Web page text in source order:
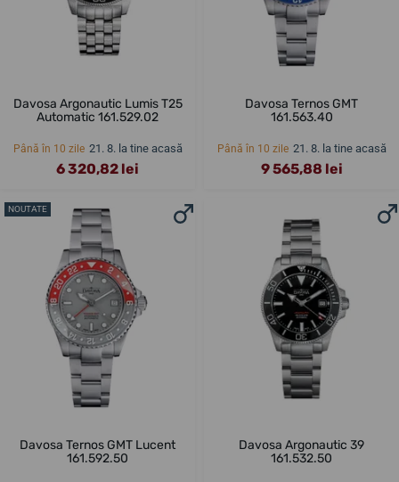
Davosa Argonautic Lumis T25
Automatic 161.529.02
Până în 10 zile 21. 8. la tine acasă
6 320,82 lei
Davosa Ternos GMT
161.563.40
Până în 10 zile 21. 8. la tine acasă
9 565,88 lei
NOUTATE
Davosa Ternos GMT Lucent
161.592.50
Davosa Argonautic 39
161.532.50